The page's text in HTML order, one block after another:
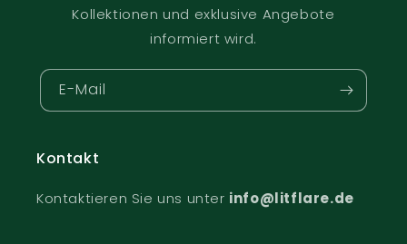
Kollektionen und exklusive Angebote
informiert wird.
E-Mail
Kontakt
Kontaktieren Sie uns unter info@litflare.de